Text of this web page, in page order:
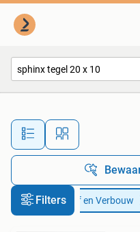
Alle
Filters
Doe-het-zelf en Verbouw